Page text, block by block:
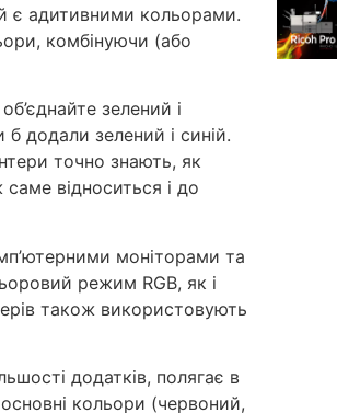
є адитивними кольорами.
комбінуючи (або
зелений і
додали зелений і синій.
точно знають, як
відноситься і до
моніторами та
режим RGB, як і
також використовують
додатків, полягає в
кольори (червоний,